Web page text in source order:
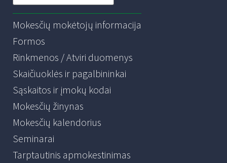
Mokesčių mokėtojų informacija
Formos
Rinkmenos / Atviri duomenys
Skaičiuoklės ir pagalbininkai
Sąskaitos ir įmokų kodai
Mokesčių žinynas
Mokesčių kalendorius
Seminarai
Tarptautinis apmokestinimas